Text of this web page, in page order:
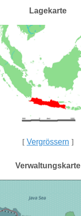
Lagekarte
[ Vergrössern ]
Verwaltungskarte